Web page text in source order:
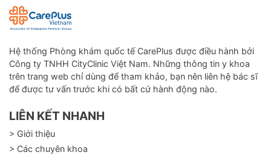
Hệ thống Phòng khám quốc tế CarePlus được điều hành bởi
Công ty TNHH CityClinic Việt Nam. Những thông tin y khoa
trên trang web chỉ dùng để tham khảo, bạn nên liên hệ bác sĩ
để được tư vấn trước khi có bất cứ hành động nào.
LIÊN KẾT NHANH
> Giới thiệu
> Các chuyên khoa